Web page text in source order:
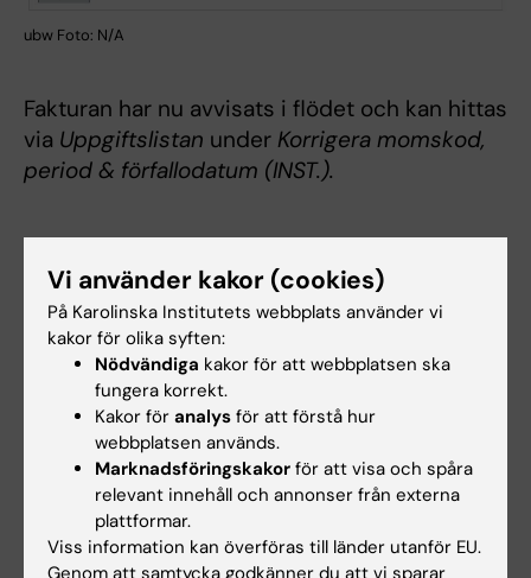
ubw Foto: N/A
Fakturan har nu avvisats i flödet och kan hittas
via Uppgiftslistan under Korrigera momskod,
period & förfallodatum (INST.).
Vi använder kakor (cookies)
På Karolinska Institutets webbplats använder vi
kakor för olika syften:
Nödvändiga kakor för att webbplatsen ska
fungera korrekt.
Kakor för analys för att förstå hur
webbplatsen används.
Marknadsföringskakor för att visa och spåra
relevant innehåll och annonser från externa
plattformar.
Viss information kan överföras till länder utanför EU.
Genom att samtycka godkänner du att vi sparar